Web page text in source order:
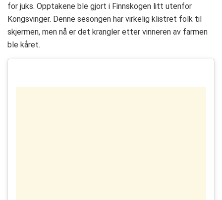
for juks. Opptakene ble gjort i Finnskogen litt utenfor
Kongsvinger. Denne sesongen har virkelig klistret folk til
skjermen, men nå er det krangler etter vinneren av farmen
ble kåret.